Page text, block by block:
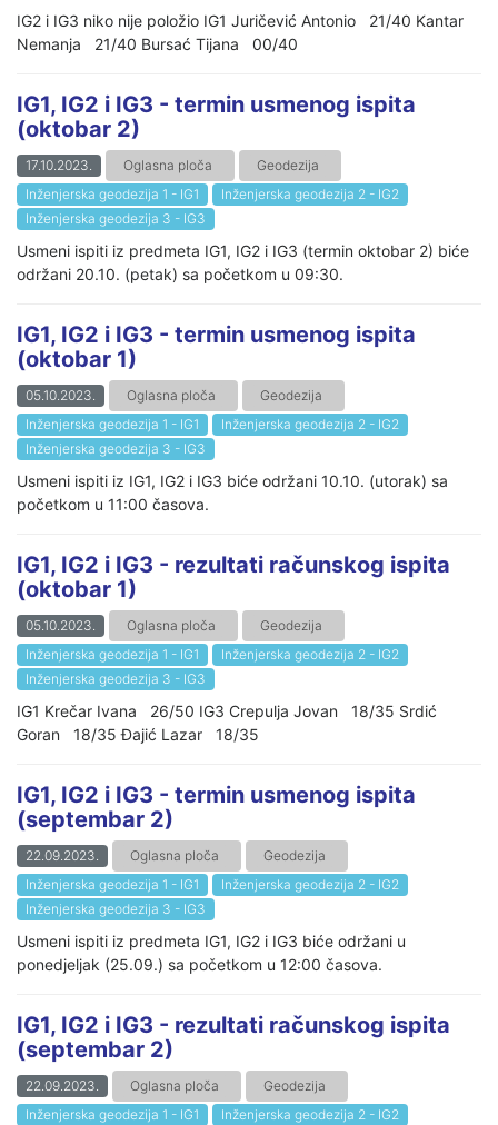
IG2 i IG3 niko nije položio IG1 Juričević Antonio 21/40 Kantar
Nemanja 21/40 Bursać Tijana 00/40
IG1, IG2 i IG3 - termin usmenog ispita
(oktobar 2)
17.10.2023. Oglasna ploča
Geodezija
Inženjerska geodezija 1 - IG1
Inženjerska geodezija 2 - IG2
Inženjerska geodezija 3 - IG3
Usmeni ispiti iz predmeta IG1, IG2 i IG3 (termin oktobar 2) biće
održani 20.10. (petak) sa početkom u 09:30.
IG1, IG2 i IG3 - termin usmenog ispita
(oktobar 1)
05.10.2023. Oglasna ploča
Geodezija
Inženjerska geodezija 1 - IG1
Inženjerska geodezija 2 - IG2
Inženjerska geodezija 3 - IG3
Usmeni ispiti iz IG1, IG2 i IG3 biće održani 10.10. (utorak) sa
početkom u 11:00 časova.
IG1, IG2 i IG3 - rezultati računskog ispita
(oktobar 1)
05.10.2023. Oglasna ploča
Geodezija
Inženjerska geodezija 1 - IG1
Inženjerska geodezija 2 - IG2
Inženjerska geodezija 3 - IG3
IG1 Krečar Ivana 26/50 IG3 Crepulja Jovan 18/35 Srdić
Goran 18/35 Đajić Lazar 18/35
IG1, IG2 i IG3 - termin usmenog ispita
(septembar 2)
22.09.2023. Oglasna ploča
Geodezija
Inženjerska geodezija 1 - IG1
Inženjerska geodezija 2 - IG2
Inženjerska geodezija 3 - IG3
Usmeni ispiti iz predmeta IG1, IG2 i IG3 biće održani u
ponedjeljak (25.09.) sa početkom u 12:00 časova.
IG1, IG2 i IG3 - rezultati računskog ispita
(septembar 2)
22.09.2023. Oglasna ploča
Geodezija
Inženjerska geodezija 1 - IG1
Inženjerska geodezija 2 - IG2